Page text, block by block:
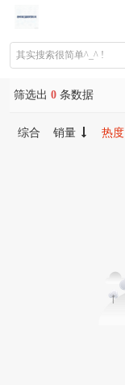
筛选出 0 条数据
综合 销量 热度